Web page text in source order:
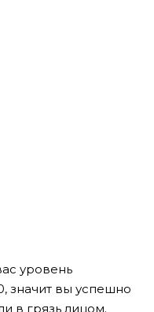
уровень
значит вы успешно
в грязь лицом.